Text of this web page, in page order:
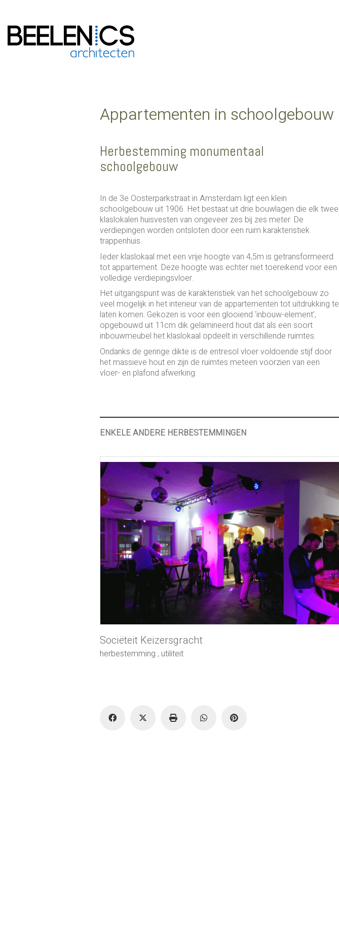
Appartementen in schoolgebouw
Herbestemming monumentaal
schoolgebouw
In de 3e Oosterparkstraat in Amsterdam ligt een klein
schoolgebouw uit 1906. Het bestaat uit drie bouwlagen die elk twee
klaslokalen huisvesten van ongeveer zes bij zes meter. De
verdiepingen worden ontsloten door een ruim karakteristiek
trappenhuis.
Ieder klaslokaal met een vrije hoogte van 4,5m is getransformeerd
tot appartement. Deze hoogte was echter niet toereikend voor een
volledige verdiepingsvloer.
Het uitgangspunt was de karakteristiek van het schoolgebouw zo
veel mogelijk in het interieur van de appartementen tot uitdrukking te
laten komen. Gekozen is voor een glooiend ‘inbouw-element’,
opgebouwd uit 11cm dik gelamineerd hout dat als een soort
inbouwmeubel het klaslokaal opdeelt in verschillende ruimtes.
Ondanks de geringe dikte is de entresol vloer voldoende stijf door
het massieve hout en zijn de ruimtes meteen voorzien van een
vloer- en plafond afwerking.
ENKELE ANDERE HERBESTEMMINGEN
Sociëteit Keizersgracht
herbestemming , utiliteit